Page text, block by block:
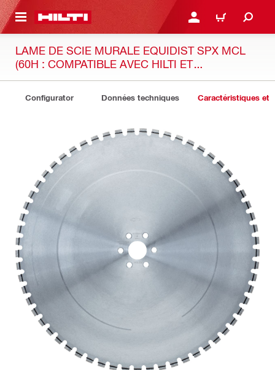
SE CONNECTER OU
PANIER
LAME DE SCIE MURALE EQUIDIST SPX MCL
(60H : COMPATIBLE AVEC HILTI ET
Configurator Données techniques Caractéristiques et